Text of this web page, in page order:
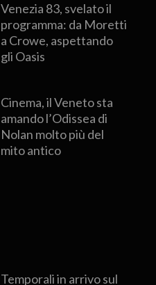
Venezia 83, svelato il
programma: da Moretti
a Crowe, aspettando
gli Oasis
Cinema, il Veneto sta
amando l’Odissea di
Nolan molto più del
mito antico
Temporali in arrivo sul